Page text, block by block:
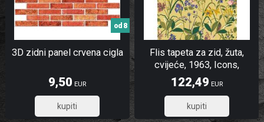
3D zidni panel crvena cigla
od 8
9,50 EUR
7,60
Flis tapeta za zid, žuta,
cvijeće, 1963, Icons,
Borastapeter | Ljepilo Gratis
122,49 EUR
97,99